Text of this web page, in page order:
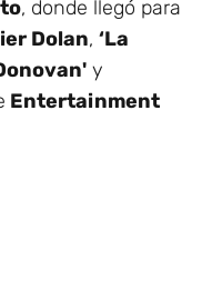
, donde llegó para
Dolan, ‘La
y
Entertainment